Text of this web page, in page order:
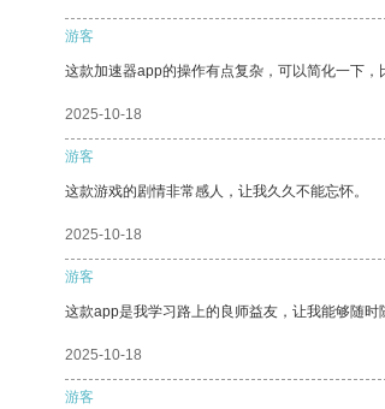
游客
这款加速器app的操作有点复杂，可以简化一下，
2025-10-18
游客
这款游戏的剧情非常感人，让我久久不能忘怀。
2025-10-18
游客
这款app是我学习路上的良师益友，让我能够随时
2025-10-18
游客